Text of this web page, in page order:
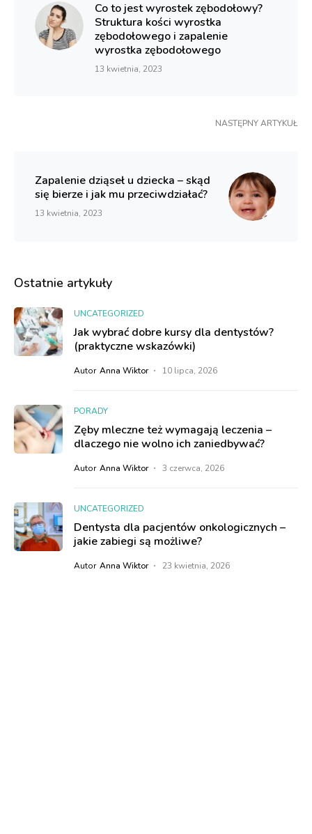
Co to jest wyrostek zębodołowy?
Struktura kości wyrostka
zębodołowego i zapalenie
wyrostka zębodołowego
13 kwietnia, 2023
NASTĘPNY ARTYKUŁ
Zapalenie dziąseł u dziecka – skąd
się bierze i jak mu przeciwdziałać?
13 kwietnia, 2023
Ostatnie artykuły
UNCATEGORIZED
Jak wybrać dobre kursy dla dentystów?
(praktyczne wskazówki)
Autor Anna Wiktor 10 lipca, 2026
PORADY
Zęby mleczne też wymagają leczenia –
dlaczego nie wolno ich zaniedbywać?
Autor Anna Wiktor 3 czerwca, 2026
UNCATEGORIZED
Dentysta dla pacjentów onkologicznych –
jakie zabiegi są możliwe?
Autor Anna Wiktor 23 kwietnia, 2026